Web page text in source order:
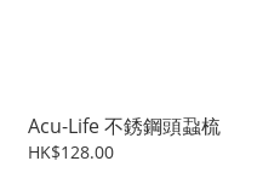
Acu-Life 不銹鋼頭蝨梳
HK$128.00